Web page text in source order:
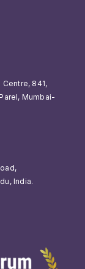
Centre, 841,
Mumbai-
India.